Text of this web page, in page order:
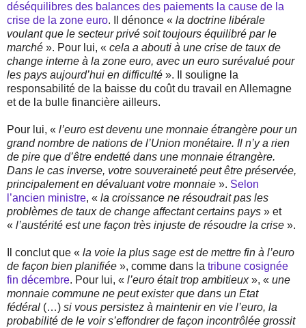
déséquilibres des balances des paiements la cause de la
crise de la zone euro. Il dénonce « la doctrine libérale
voulant que le secteur privé soit toujours équilibré par le
marché ». Pour lui, « cela a abouti à une crise de taux de
change interne à la zone euro, avec un euro surévalué pour
les pays aujourd’hui en difficulté ». Il souligne la
responsabilité de la baisse du coût du travail en Allemagne
et de la bulle financière ailleurs.
Pour lui, « l’euro est devenu une monnaie étrangère pour un
grand nombre de nations de l’Union monétaire. Il n’y a rien
de pire que d’être endetté dans une monnaie étrangère.
Dans le cas inverse, votre souveraineté peut être préservée,
principalement en dévaluant votre monnaie ». Selon
l’ancien ministre, « la croissance ne résoudrait pas les
problèmes de taux de change affectant certains pays » et
« l’austérité est une façon très injuste de résoudre la crise ».
Il conclut que « la voie la plus sage est de mettre fin à l’euro
de façon bien planifiée », comme dans la tribune cosignée
fin décembre. Pour lui, « l’euro était trop ambitieux», « une
monnaie commune ne peut exister que dans un Etat
fédéral (…) si vous persistez à maintenir en vie l’euro, la
probabilité de le voir s’effondrer de façon incontrôlée grossit